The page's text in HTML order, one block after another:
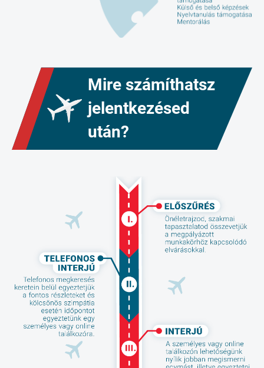
Mire számíthatsz
jelentkezésed
után?